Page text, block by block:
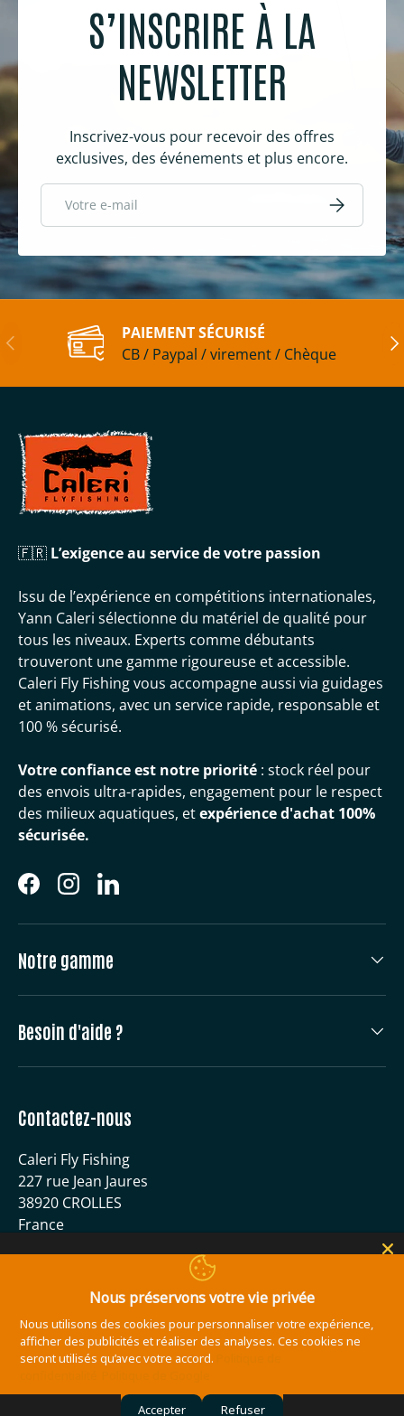
S’INSCRIRE À LA
NEWSLETTER
Inscrivez-vous pour recevoir des offres
exclusives, des événements et plus encore.
S’inscrire
Précédent
PAIEMENT SÉCURISÉ
CB / Paypal / virement / Chèque
🇫🇷 L’exigence au service de votre passion
Issu de l’expérience en compétitions internationales,
Yann Caleri sélectionne du matériel de qualité pour
tous les niveaux. Experts comme débutants
trouveront une gamme rigoureuse et accessible.
Caleri Fly Fishing vous accompagne aussi via guidages
et animations, avec un service rapide, responsable et
100 % sécurisé.
Votre confiance est notre priorité : stock réel pour
des envois ultra-rapides, engagement pour le respect
des milieux aquatiques, etexpérience d'achat 100%
sécurisée.
FacebookInstagramLinkedIn
Notre gamme
Besoin d'aide ?
Contactez-nous
Caleri Fly Fishing
227 rue Jean Jaures
38920 CROLLES
France
contact@caleri-flyfishing.com
Moyens de paiement acceptés
Nous préservons votre vie privée
Nous utilisons des cookies pour personnaliser votre expérience,
afficher des publicités et réaliser des analyses. Ces cookies ne
seront utilisés qu’avec votre accord.
Accepter Refuser